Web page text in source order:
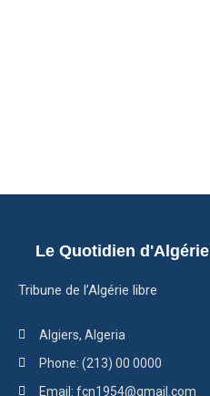
Le Quotidien d'Algérie
Tribune de l’Algérie libre
Algiers, Algeria
Phone: (213) 00 0000
Email: fcn1954@gmail.com